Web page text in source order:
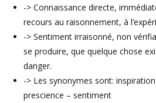
-> Connaissance directe,
recours au raisonnement, à
-> Sentiment irraisonné, non
se produire, que quelque chose
danger.
-> Les synonymes sont:
prescience – sentiment